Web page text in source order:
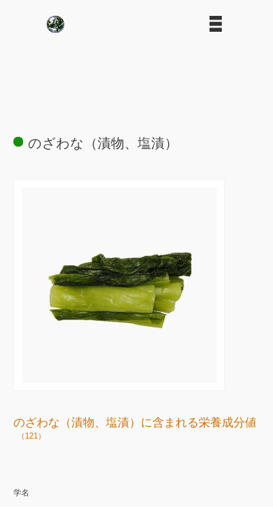
のざわな（漬物、塩漬）
のざわな（漬物、塩漬）に含まれる栄養成分値
（121）
学名